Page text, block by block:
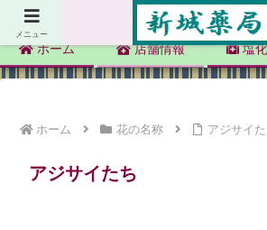
新城薬局
ホーム 店舗情報 塩
ホーム 花の名称 アジサイ
アジサイたち
メニュー